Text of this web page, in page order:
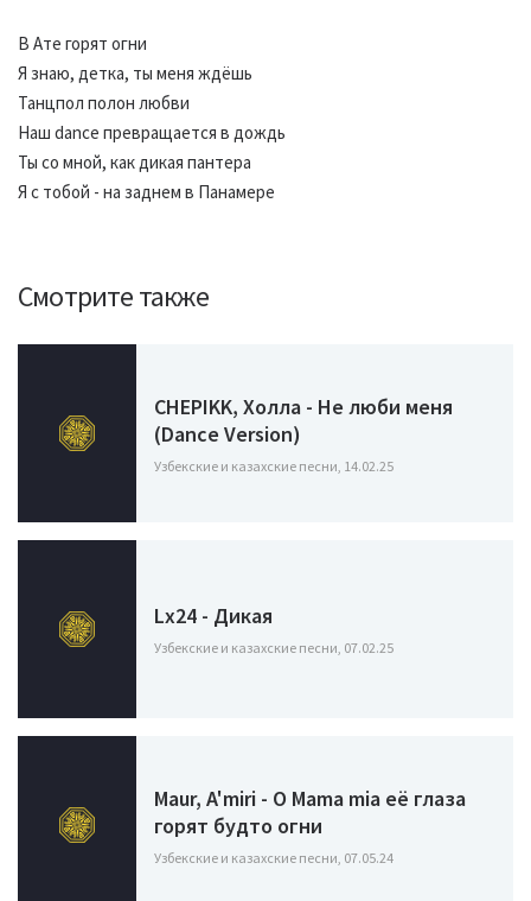
В Ате горят огни
Я знаю, детка, ты меня ждёшь
Танцпол полон любви
Наш dance превращается в дождь
Ты со мной, как дикая пантера
Я с тобой - на заднем в Панамере
Смотрите также
CHEPIKK, Холла - Не люби меня
(Dance Version)
Узбекские и казахские песни, 14.02.25
Lx24 - Дикая
Узбекские и казахские песни, 07.02.25
Maur, A'miri - O Mama mia её глаза
горят будто огни
Узбекские и казахские песни, 07.05.24